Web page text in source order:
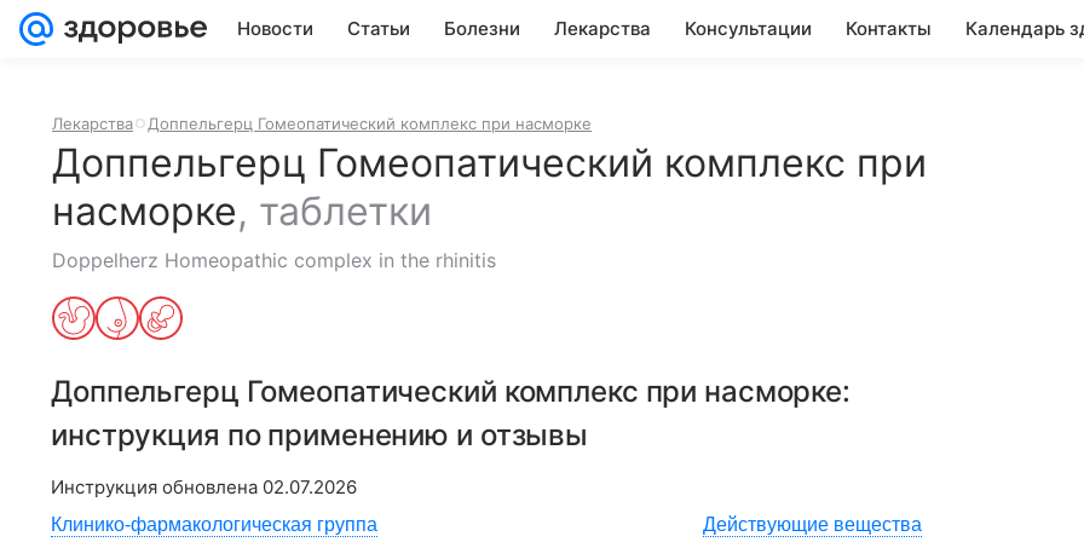
Новости Статьи Болезни Лекарства Консультации Контакты Календарь
Лекарства Доппельгерц Гомеопатический комплекс при насморке
Доппельгерц Гомеопатический комплекс при
насморке, таблетки
Doppelherz Homeopathic complex in the rhinitis
Доппельгерц Гомеопатический комплекс при насморке:
инструкция по применению и отзывы
Инструкция обновлена 02.07.2026
Клинико-фармакологическая группа
Действующие вещества